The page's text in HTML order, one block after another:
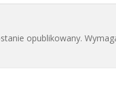
opublikowany.